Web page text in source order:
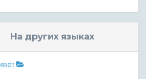
На других языках